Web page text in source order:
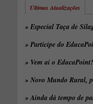
Últimas Atualizações
» Especial Taça de
» Participe do
» Vem aí o EducaPoint!
» Novo Mundo Rural,
» Ainda dá tempo de